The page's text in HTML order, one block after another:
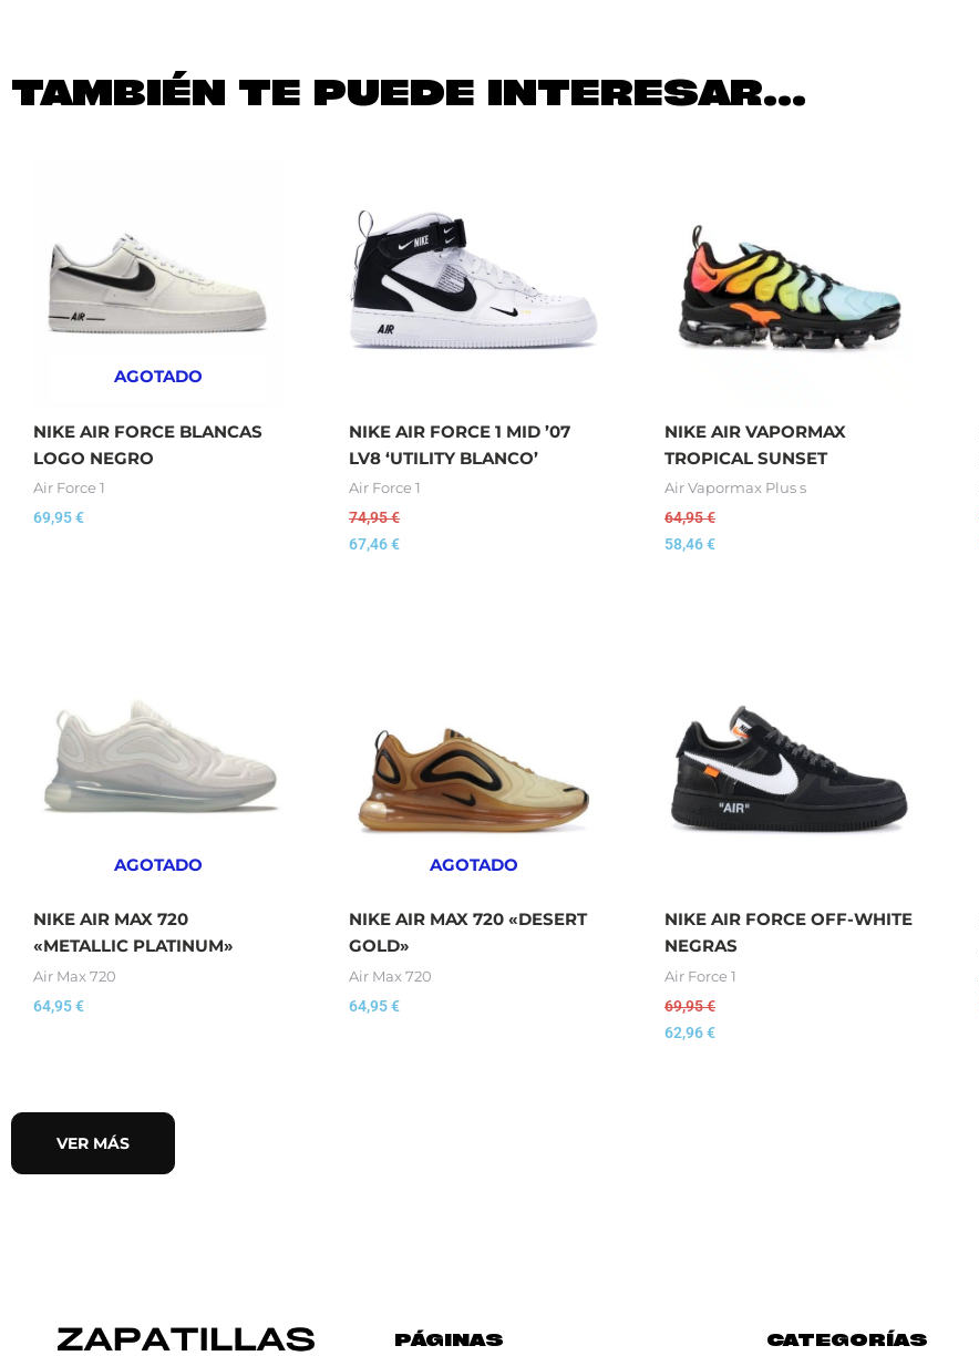
TAMBIÉN TE PUEDE INTERESAR...
AGOTADO
NIKE AIR FORCE BLANCAS
LOGO NEGRO
Air Force 1
69,95€
NIKE AIR FORCE 1 MID ’07
LV8 ‘UTILITY BLANCO’
Air Force 1
74,95€
67,46€
NIKE AIR VAPORMAX
TROPICAL SUNSET
Air Vapormax Plus s
64,95€
58,46€
AGOTADO
NIKE AIR MAX 720
«METALLIC PLATINUM»
Air Max 720
64,95€
AGOTADO
NIKE AIR MAX 720 «DESERT
GOLD»
Air Max 720
64,95€
NIKE AIR FORCE OFF-WHITE
NEGRAS
Air Force 1
69,95€
62,96€
VER MÁS
PÁGINAS CATEGORÍAS